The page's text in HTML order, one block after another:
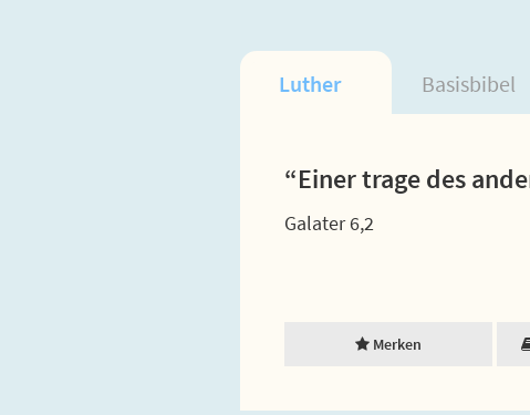
Luther Basisbibel
“Einer trage des
Galater 6,2
Merken